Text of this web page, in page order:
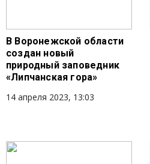
В Воронежской области
создан новый
природный заповедник
«Липчанская гора»
14 апреля 2023, 13:03